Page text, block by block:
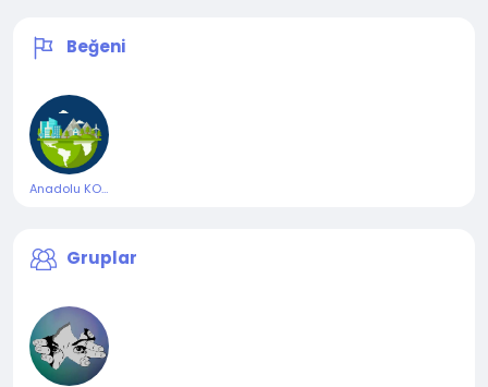
Beğeni
Anadolu KOBİ Rehberi
Gruplar